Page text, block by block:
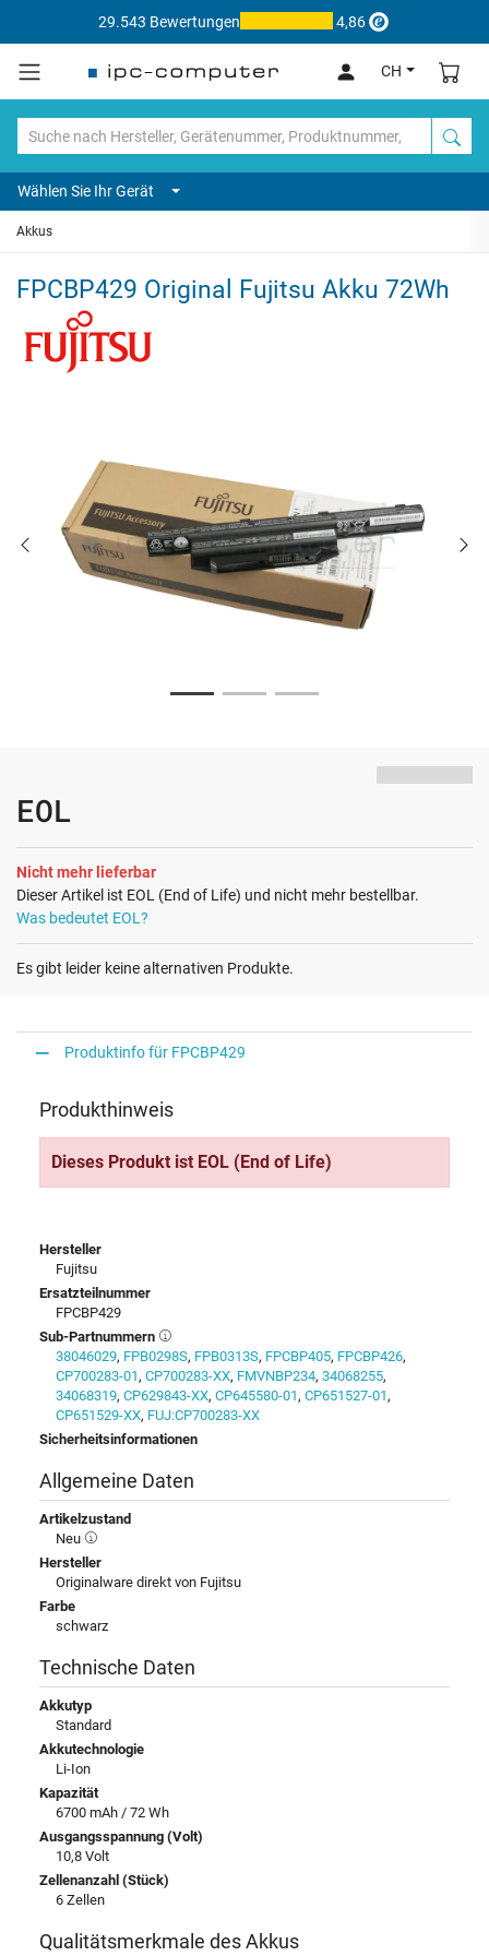
29.543 Bewertungen 4,86
CH
Wählen Sie Ihr Gerät
Akkus
FPCBP429 Original Fujitsu Akku 72Wh
EOL
Nicht mehr lieferbar
Dieser Artikel ist EOL (End of Life) und nicht mehr bestellbar.
Was bedeutet EOL?
Es gibt leider keine alternativen Produkte.
Produktinfo für FPCBP429
Produkthinweis
Dieses Produkt ist EOL (End of Life)
Hersteller
Fujitsu
Ersatzteilnummer
FPCBP429
Sub-Partnummern
38046029, FPB0298S, FPB0313S, FPCBP405, FPCBP426,
CP700283-01 , CP700283-XX, FMVNBP234, 34068255,
34068319, CP629843-XX, CP645580-01 , CP651527-01 ,
CP651529-XX, FUJ:CP700283-XX
Sicherheitsinformationen
Allgemeine Daten
Artikelzustand
Neu
Hersteller
Originalware direkt von Fujitsu
Farbe
schwarz
Technische Daten
Akkutyp
Standard
Akkutechnologie
Li-Ion
Kapazität
6700 mAh / 72 Wh
Ausgangsspannung (Volt)
10,8 Volt
Zellenanzahl (Stück)
6 Zellen
Qualitätsmerkmale des Akkus